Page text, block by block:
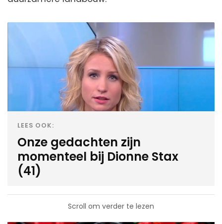
LEES OOK:
Onze gedachten zijn
momenteel bij Dionne Stax
(41)
Scroll om verder te lezen